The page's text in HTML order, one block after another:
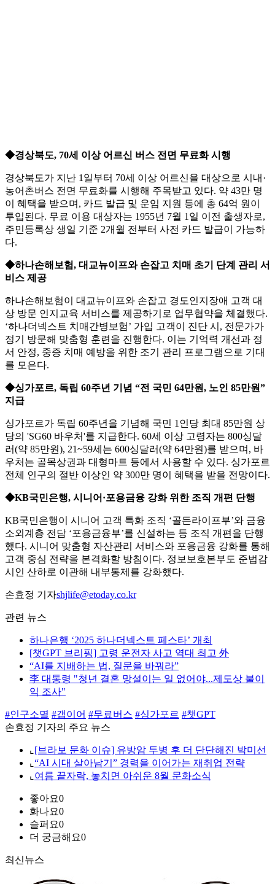
◆경상북도, 70세 이상 어르신 버스 전면 무료화 시행
경상북도가 지난 1일부터 70세 이상 어르신을 대상으로 시내·
농어촌버스 전면 무료화를 시행해 주목받고 있다. 약 43만 명
이 혜택을 받으며, 카드 발급 및 운임 지원 등에 총 64억 원이
투입된다. 무료 이용 대상자는 1955년 7월 1일 이전 출생자로,
주민등록상 생일 기준 2개월 전부터 사전 카드 발급이 가능하
다.
◆하나손해보험, 대교뉴이프와 손잡고 치매 초기 단계 관리 서
비스 제공
하나손해보험이 대교뉴이프와 손잡고 경도인지장애 고객 대
상 방문 인지교육 서비스를 제공하기로 업무협약을 체결했다.
‘하나더넥스트 치매간병보험’ 가입 고객이 진단 시, 전문가가
정기 방문해 맞춤형 훈련을 진행한다. 이는 기억력 개선과 정
서 안정, 중증 치매 예방을 위한 조기 관리 프로그램으로 기대
를 모은다.
◆싱가포르, 독립 60주년 기념 “전 국민 64만원, 노인 85만원”
지급
싱가포르가 독립 60주년을 기념해 국민 1인당 최대 85만원 상
당의 'SG60 바우처'를 지급한다. 60세 이상 고령자는 800싱달
러(약 85만원), 21~59세는 600싱달러(약 64만원)를 받으며, 바
우처는 골목상권과 대형마트 등에서 사용할 수 있다. 싱가포르
전체 인구의 절반 이상인 약 300만 명이 혜택을 받을 전망이다.
◆KB국민은행, 시니어·포용금융 강화 위한 조직 개편 단행
KB국민은행이 시니어 고객 특화 조직 ‘골든라이프부’와 금융
소외계층 전담 ‘포용금융부’를 신설하는 등 조직 개편을 단행
했다. 시니어 맞춤형 자산관리 서비스와 포용금융 강화를 통해
고객 중심 전략을 본격화할 방침이다. 정보보호본부도 준법감
시인 산하로 이관해 내부통제를 강화했다.
손효정 기자shjlife@etoday.co.kr
관련 뉴스
하나은행 ‘2025 하나더넥스트 페스타’ 개최
[챗GPT 브리핑] 고령 운전자 사고 역대 최고 外
“AI를 지배하는 법, 질문을 바꿔라”
李 대통령 "청년 결혼 망설이는 일 없어야...제도상 불이
익 조사"
#인구소멸 #갭이어 #무료버스 #싱가포르 #챗GPT
손효정 기자의 주요 뉴스
⌞ [브라보 문화 이슈] 유방암 투병 후 더 단단해진 박미선
⌞ “AI 시대 살아남기” 경력을 이어가는 재취업 전략
⌞ 여름 끝자락, 놓치면 아쉬운 8월 문화소식
좋아요0
화나요0
슬퍼요0
더 궁금해요0
최신뉴스